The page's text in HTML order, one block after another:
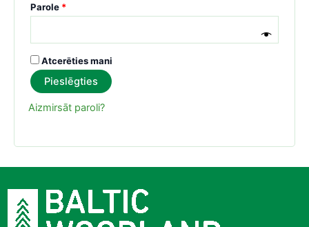
Parole *Obligāts
Atcerēties mani
Pieslēgties
Aizmirsāt paroli?